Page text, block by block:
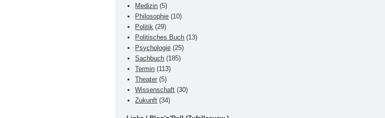
Medizin (5)
Philosophie (10)
Politik (29)
Politisches Buch (13)
Psychologie (25)
Sachbuch (185)
Termin (113)
Theater (5)
Wissenschaft (30)
Zukunft (34)